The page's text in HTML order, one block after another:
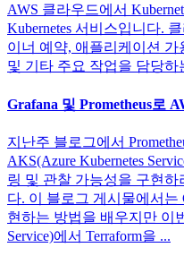
AWS 클라우드에서
Kubernetes 서비스입니다.
이너 예약, 애플리케이션
및 기타 주요 작업을 담당하
Grafana 및 Prometheus로
지난주 블로그에서
AKS(Azure Kubernetes
링 및 관찰 가능성을 구현하
다. 이 블로그 게시물에서는
현하는 방법을 배우지만 이
Service)에서 Terraform을 ...